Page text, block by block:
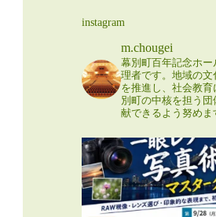
instagram
m.chougei
幕別町百年記念ホ
理者です。地域の
を推進し、社会教
別町の中核を担う
献できるよう努めま